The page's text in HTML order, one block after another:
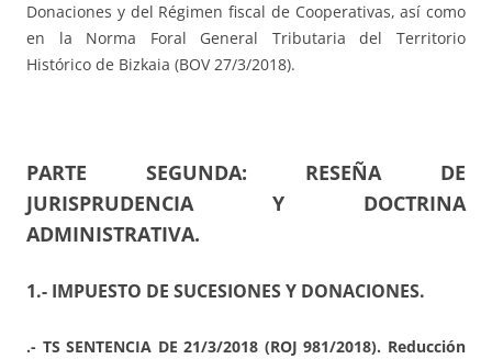
Donaciones y del Régimen fiscal de Cooperativas, así como
en la Norma Foral General Tributaria del Territorio
Histórico de Bizkaia (BOV 27/3/2018).
PARTE SEGUNDA: RESEÑA DE
JURISPRUDENCIA Y DOCTRINA
ADMINISTRATIVA.
1.- IMPUESTO DE SUCESIONES Y DONACIONES.
.- TS SENTENCIA DE 21/3/2018 (ROJ 981/2018). Reducción